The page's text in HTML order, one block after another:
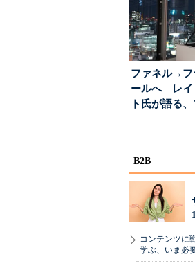
ファネル→フ
ールへ レイ
ト氏が語る
B2B
コンテンツに
学ぶ、いま必